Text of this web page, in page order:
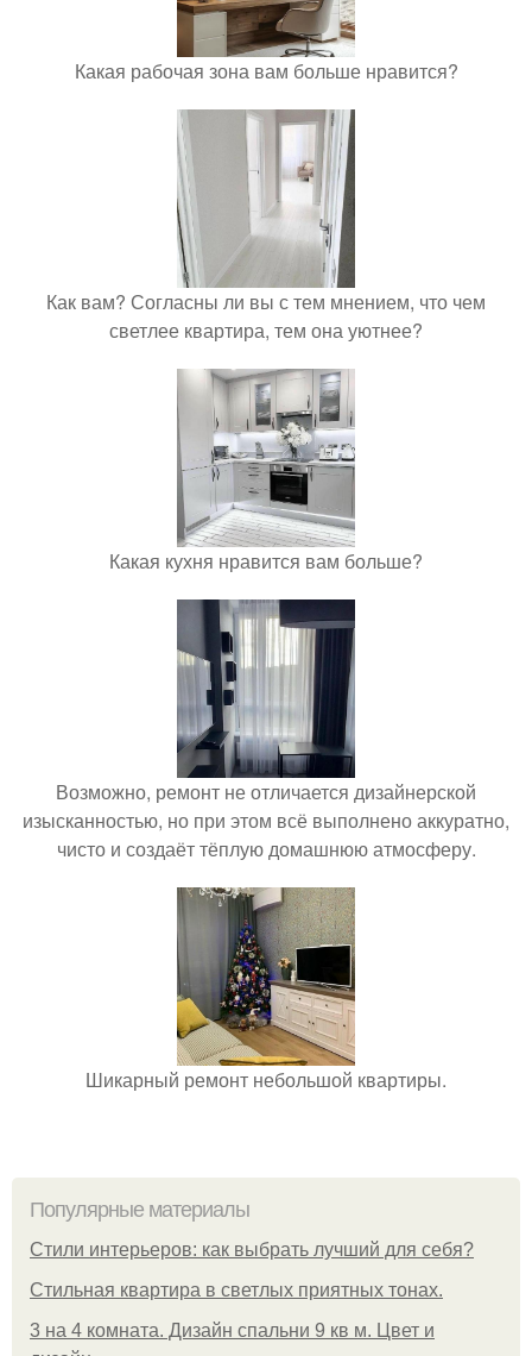
Какая рабочая зона вам больше нравится?
Как вам? Согласны ли вы с тем мнением, что чем
светлее квартира, тем она уютнее?
Какая кухня нравится вам больше?
Возможно, ремонт не отличается дизайнерской
изысканностью, но при этом всё выполнено аккуратно,
чисто и создаёт тёплую домашнюю атмосферу.
Шикарный ремонт небольшой квартиры.
Популярные материалы
Стили интерьеров: как выбрать лучший для себя?
Стильная квартира в светлых приятных тонах.
3 на 4 комната. Дизайн спальни 9 кв м. Цвет и